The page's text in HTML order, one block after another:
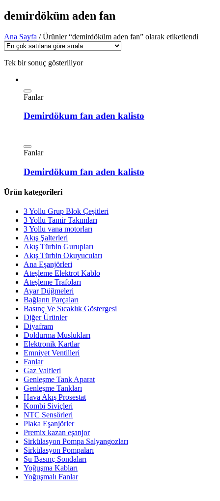
demirdöküm aden fan
Ana Sayfa / Ürünler “demirdöküm aden fan” olarak etiketlendi
Tek bir sonuç gösteriliyor
Fanlar
Demirdökum fan aden kalisto
Fanlar
Demirdökum fan aden kalisto
Ürün kategorileri
3 Yollu Grup Blok Çeşitleri
3 Yollu Tamir Takımları
3 Yollu vana motorları
Akış Şalterleri
Akış Türbin Gurupları
Akış Türbin Okuyucuları
Ana Eşanjörleri
Ateşleme Elektrot Kablo
Ateşleme Trafoları
Ayar Düğmeleri
Bağlantı Parçaları
Basınç Ve Sıcaklık Göstergesi
Diğer Ürünler
Diyafram
Doldurma Muslukları
Elektronik Kartlar
Emniyet Ventilleri
Fanlar
Gaz Valfleri
Genleşme Tank Aparat
Genleşme Tankları
Hava Akış Prosestat
Kombi Siviçleri
NTC Sensörleri
Plaka Eşanjörler
Premix kazan eşanjor
Sirkülasyon Pompa Salyangozları
Sirkülasyon Pompaları
Su Basınç Sondaları
Yoğuşma Kabları
Yoğuşmalı Fanlar